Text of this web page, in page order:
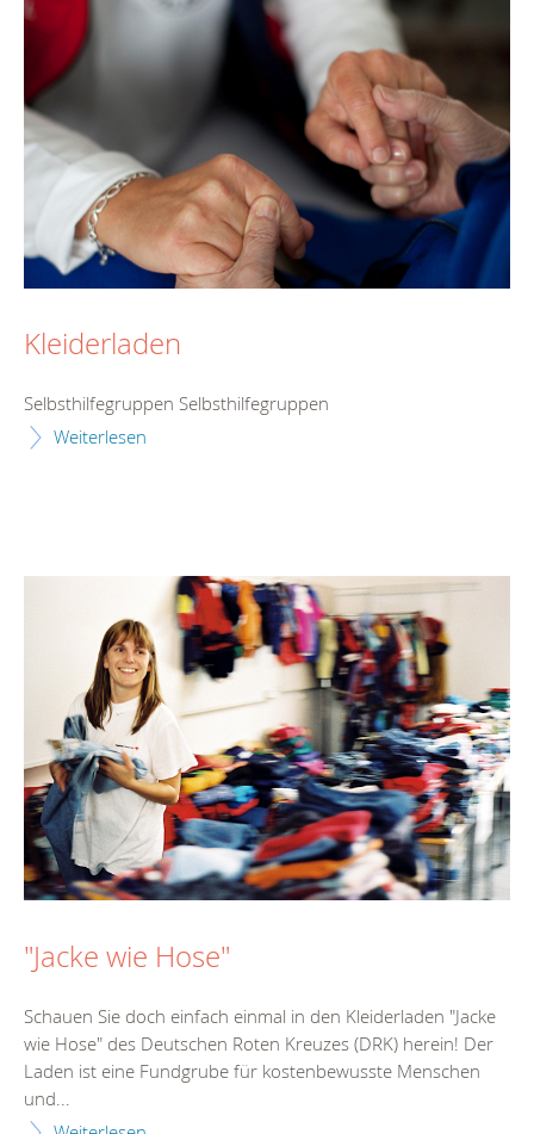
Kleiderladen
Selbsthilfegruppen Selbsthilfegruppen
Weiterlesen
"Jacke wie Hose"
Schauen Sie doch einfach einmal in den Kleiderladen "Jacke
wie Hose" des Deutschen Roten Kreuzes (DRK) herein! Der
Laden ist eine Fundgrube für kostenbewusste Menschen
und...